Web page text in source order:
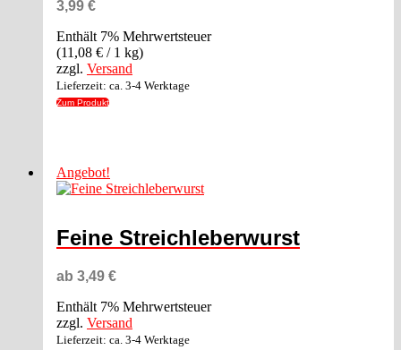
3,99 €
Enthält 7% Mehrwertsteuer
(11,08 € / 1 kg)
zzgl. Versand
Lieferzeit: ca. 3-4 Werktage
Zum Produkt
Angebot!
Feine Streichleberwurst
ab 3,49 €
Enthält 7% Mehrwertsteuer
zzgl. Versand
Lieferzeit: ca. 3-4 Werktage